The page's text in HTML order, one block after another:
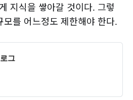
지식을 쌓아갈 것이다. 그렇
를 어느정도 제한해야 한다.
그